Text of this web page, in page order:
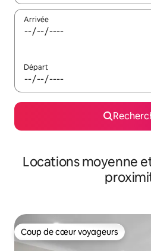
Arrivée
Départ
Locations moyenne
Coup de cœur voyageurs
Coup de cœur voyageurs